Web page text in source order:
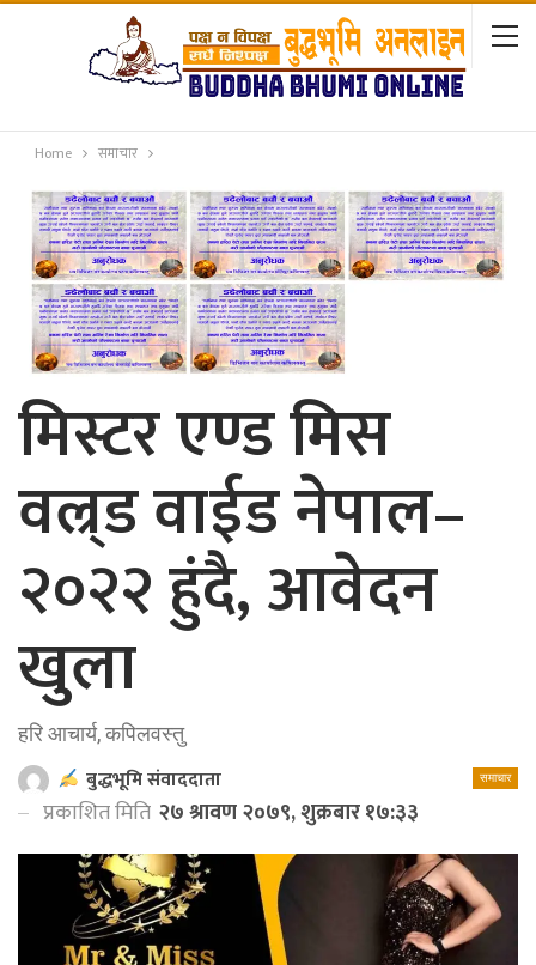
Home समाचार
मिस्टर एण्ड मिस
वल्र्ड वाईड नेपाल–
२०२२ हुंदै, आवेदन
खुला
हरि आचार्य, कपिलवस्तु
समाचार
बुद्धभूमि संवाददाता
प्रकाशित मिति २७ श्रावण २०७९, शुक्रबार १७:३३